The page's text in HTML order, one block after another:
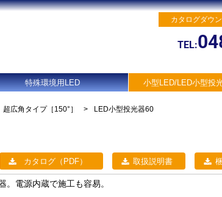
カタログダウ
TEL:
特殊環境用LED 小型LED/LED小型投
超広角タイプ［150°］ > LED小型投光器60
カタログ（PDF） 取扱説明書
電源内蔵で施工も容易。